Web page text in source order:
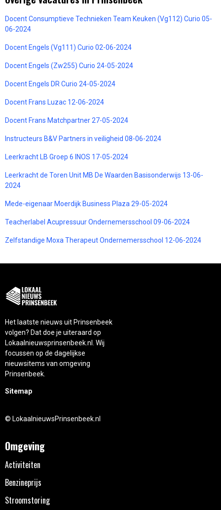
Docent Consumptieve Technieken Team Keuken (Vg112) Curio 05-
06-2024
Docent Engels (Vg111) Curio 02-06-2024
Docent Engels (Zw255) Curio 24-05-2024
Docent Engels DR Curio 24-05-2024
Docent Frans Luzac 12-06-2024
Docent Frans Matchpartner 27-05-2024
Instructeurs B&V Partners in veiligheid 08-06-2024
Leerkracht LB Groep 6 INOS 17-05-2024
Leerkracht de Toren Unit MB De Waarden Basisonderwijs 13-06-
2024
Mede-eigenaar Moerdijk Business Plaza 29-05-2024
Teacherlabel Acupressuur Ondernemersschool 09-06-2024
Zelfstandige Moxa Therapeut Ondernemersschool 12-06-2024
Het laatste nieuws uit Prinsenbeek
volgen? Dat doe je uiteraard op
Lokaalnieuwsprinsenbeek.nl. Wij
focussen op de dagelijkse
nieuwsitems van omgeving
Prinsenbeek.
Sitemap
© LokaalnieuwsPrinsenbeek.nl
Omgeving
Activiteiten
Benzineprijs
Stroomstoring